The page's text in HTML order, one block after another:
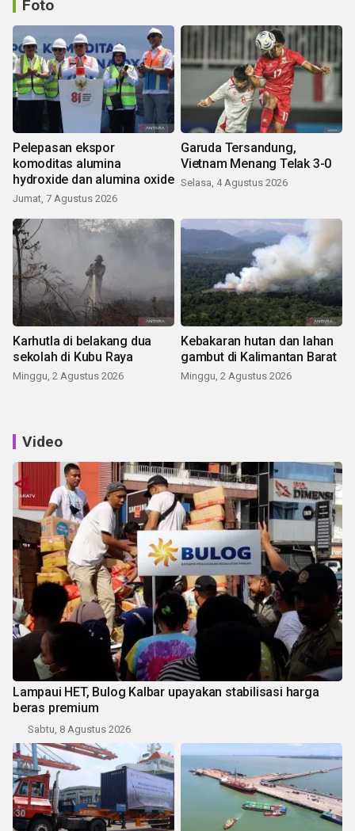
Foto
Pelepasan ekspor
komoditas alumina
hydroxide dan alumina oxide
Jumat, 7 Agustus 2026
Garuda Tersandung,
Vietnam Menang Telak 3-0
Selasa, 4 Agustus 2026
Karhutla di belakang dua
sekolah di Kubu Raya
Minggu, 2 Agustus 2026
Kebakaran hutan dan lahan
gambut di Kalimantan Barat
Minggu, 2 Agustus 2026
Video
Lampaui HET, Bulog Kalbar upayakan stabilisasi harga
beras premium
Sabtu, 8 Agustus 2026